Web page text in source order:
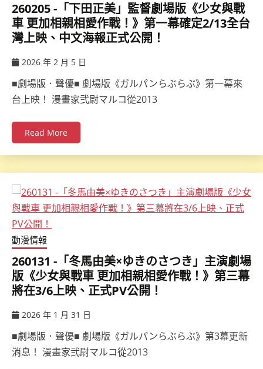
260205 -「下田正美」監督劇場版《少女與戰
車 更加相親相愛作戰！》第一幕確定2/13全台
灣上映、中文海報正式公開！
2026 年 2 月 5 日
■劇場版．聲優■ 劇場版《ガルパンらぶらぶ》第一幕來
台上映！ 漫畫家弐尉マルコ從2013
Read More
動漫情報
260131 -「冬馬由美×ゆきのさつき」主演劇場
版《少女與戰車 更加相親相愛作戰！》第三幕
將在3/6上映、正式PV公開！
2026 年 1 月 31 日
■劇場版．聲優■ 劇場版《ガルパンらぶらぶ》第3幕更新
消息！ 漫畫家弐尉マルコ從2013